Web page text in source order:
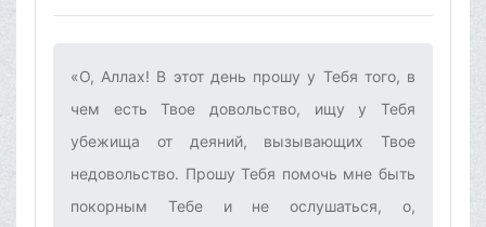
«О, Аллах! В этот день прошу у Тебя того, в
чем есть Твое довольство, ищу у Тебя
убежища от деяний, вызывающих Твое
недовольство. Прошу Тебя помочь мне быть
покорным Тебе и не ослушаться, о,